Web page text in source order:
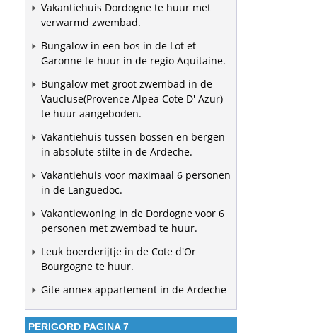
Vakantiehuis Dordogne te huur met
verwarmd zwembad.
Bungalow in een bos in de Lot et
Garonne te huur in de regio Aquitaine.
Bungalow met groot zwembad in de
Vaucluse(Provence Alpea Cote D' Azur)
te huur aangeboden.
Vakantiehuis tussen bossen en bergen
in absolute stilte in de Ardeche.
Vakantiehuis voor maximaal 6 personen
in de Languedoc.
Vakantiewoning in de Dordogne voor 6
personen met zwembad te huur.
Leuk boerderijtje in de Cote d'Or
Bourgogne te huur.
Gite annex appartement in de Ardeche
PERIGORD PAGINA 7